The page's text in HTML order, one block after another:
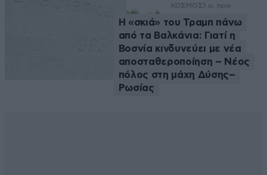
ΚΟΣΜΟΣ 1 ω. πριν
Η «σκιά» του Τραμπ πάνω
από τα Βαλκάνια: Γιατί η
Βοσνία κινδυνεύει με νέα
αποσταθεροποίηση – Νέος
πόλος στη μάχη Δύσης–
Ρωσίας